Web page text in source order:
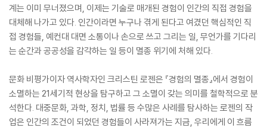
계는 이미 무너졌으며, 이제는 기술로 매개된 경험이 인간의 직접 경험을
대체해 나가고 있다. 인간이라면 누구나 겪게 된다고 여겼던 핵심적인 직
접 경험들, 예컨대 대면 소통이나 손으로 쓰고 그리는 일, 무언가를 기다리
는 순간과 공공성을 감각하는 일 등이 멸종 위기에 처해 있다.
문화 비평가이자 역사학자인 크리스틴 로젠은 『경험의 멸종』에서 경험이
소멸하는 21세기적 현상을 탐구하고 그 소멸이 갖는 의미를 철학적으로 분
석한다. 대중문화, 과학, 정치, 법률 등 수많은 사례를 탐사하는 로젠의 작
업은 인간의 조건이 되었던 경험들이 사라져가는 지금, 우리에게 이 흐름